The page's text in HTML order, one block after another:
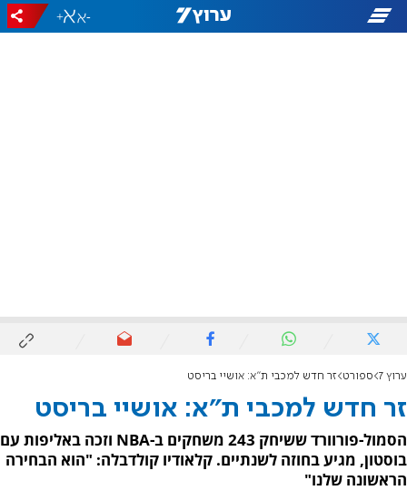
-
+
ערוץ 7 ספורט זר חדש למכבי ת"א: אושיי בריסט
זר חדש למכבי ת"א: אושיי בריסט
הסמול-פורוורד ששיחק 243 משחקים ב-NBA וזכה באליפות עם
בוסטון, מגיע בחוזה לשנתיים. קלאודיו קולדבלה: "הוא הבחירה
הראשונה שלנו"